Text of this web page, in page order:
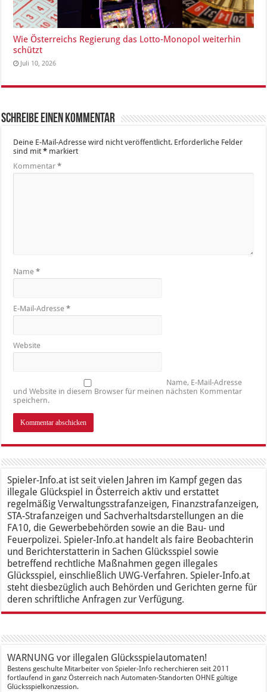
Wie Österreichs Regierung das Lotto-Monopol weiterhin
schützt
Juli 10, 2026
Schreibe einen Kommentar
Deine E-Mail-Adresse wird nicht veröffentlicht. Erforderliche Felder
sind mit* markiert
Kommentar*
Name*
E-Mail-Adresse*
Website
Name, E-Mail-Adresse
und Website in diesem Browser für meinen nächsten Kommentar
speichern.
Spieler-Info.at ist seit vielen Jahren im Kampf gegen das
illegale Glückspiel in Österreich aktiv und erstattet
regelmäßig Verwaltungsstrafanzeigen, Finanzstrafanzeigen,
STA-Strafanzeigen und Sachverhaltsdarstellungen an die
FA10, die Gewerbebehörden sowie an die Bau- und
Feuerpolizei. Spieler-Info.at handelt als faire Beobachterin
und Berichterstatterin in Sachen Glücksspiel sowie
betreffend rechtliche Maßnahmen gegen illegales
Glücksspiel, einschließlich UWG-Verfahren. Spieler-Info.at
steht diesbezüglich auch Behörden und Gerichten gerne für
deren schriftliche Anfragen zur Verfügung.
WARNUNG vor illegalen Glücksspielautomaten!
Bestens geschulte Mitarbeiter von Spieler-Info recherchieren seit 2011
fortlaufend in ganz Österreich nach Automaten-Standorten OHNE gültige
Glücksspielkonzession.